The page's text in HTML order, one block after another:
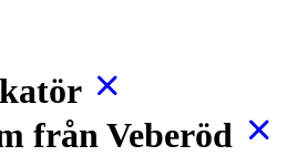
från Veberöd